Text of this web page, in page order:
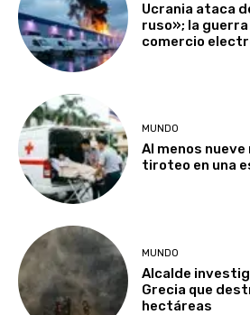
Ucrania ataca
ruso»; la guerra
comercio
MUNDO
Al menos
tiroteo en una
MUNDO
Alcalde
Grecia que
hectáreas